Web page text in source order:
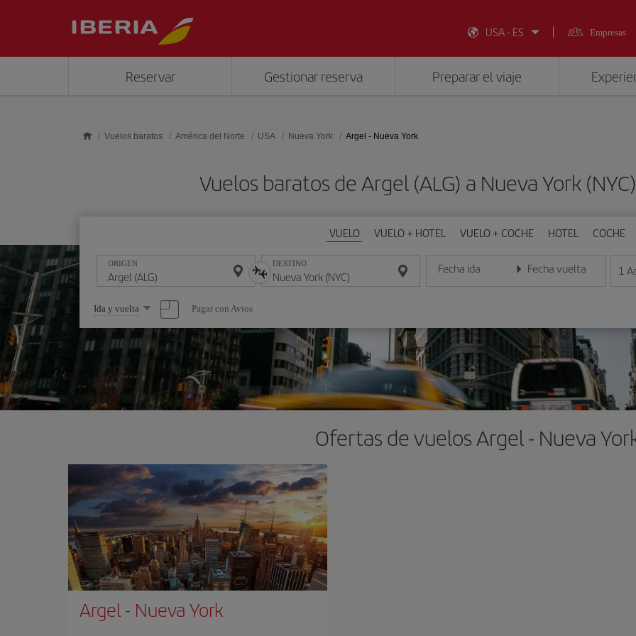
USA - ES
Empresas
Reservar Gestionar reserva Preparar el viaje
Vuelos baratos América del Norte USA Nueva York Argel - Nueva York
Vuelos baratos de Argel (ALG) a Nueva York
VUELO VUELO + HOTEL VUELO + COCHE HOTEL COCHE
ORIGEN DESTINO Fecha ida
Introduce la fecha en formato día/mes/año
Fecha vuelta
Introduce la fecha en 1
Seleccione
una
opción
Ida y vuelta Pagar con Avios
Ofertas de vuelos Argel - Nueva
Argel- Nueva York